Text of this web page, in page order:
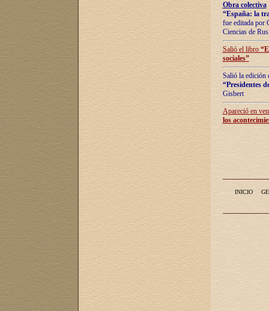
Obra colectiva
“España: la
fue editada por
Ciencias de
Salió el libro “
sociales”
Salió la edición
“Presidentes
Gisbert
Apareció en
los
INICIO